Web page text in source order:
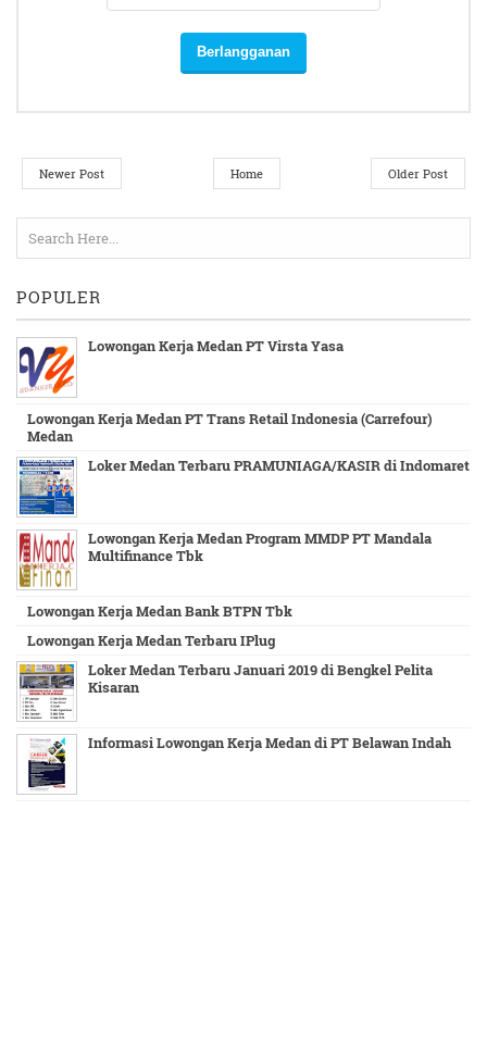
Newer Post Older Post
Home
POPULER
Lowongan Kerja Medan PT Virsta Yasa
Lowongan Kerja Medan PT Trans Retail Indonesia (Carrefour)
Medan
Loker Medan Terbaru PRAMUNIAGA/KASIR di Indomaret
Lowongan Kerja Medan Program MMDP PT Mandala
Multifinance Tbk
Lowongan Kerja Medan Bank BTPN Tbk
Lowongan Kerja Medan Terbaru IPlug
Loker Medan Terbaru Januari 2019 di Bengkel Pelita
Kisaran
Informasi Lowongan Kerja Medan di PT Belawan Indah